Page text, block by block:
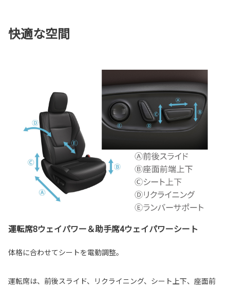
快適な空間
運転席8ウェイパワー＆助手席4ウェイパワーシート
体格に合わせてシートを電動調整。
運転席は、前後スライド、リクライニング、シート上下、座面前